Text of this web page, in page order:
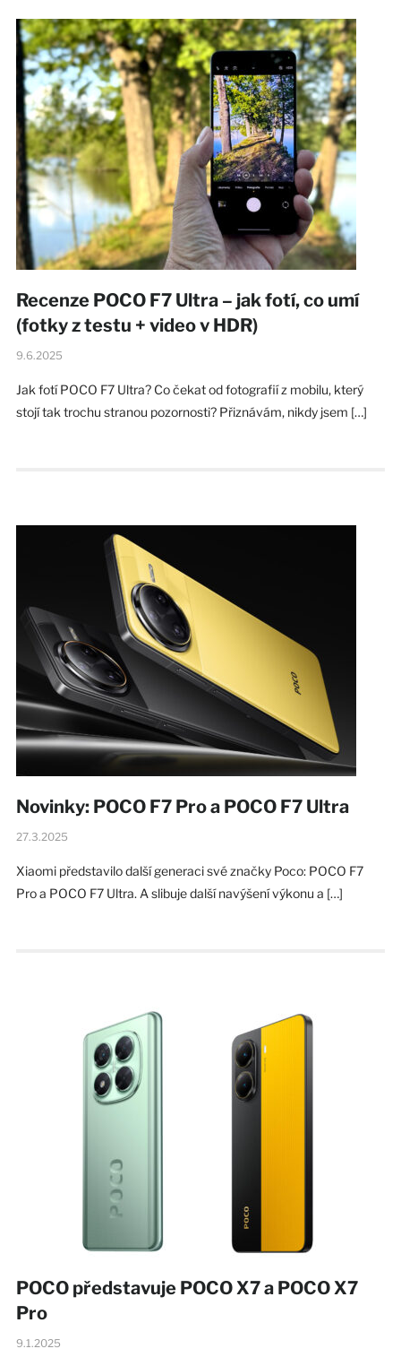
Recenze POCO F7 Ultra – jak fotí, co umí
(fotky z testu + video v HDR)
9.6.2025
Jak fotí POCO F7 Ultra? Co čekat od fotografií z mobilu, který
stojí tak trochu stranou pozornosti? Přiznávám, nikdy jsem […]
Novinky: POCO F7 Pro a POCO F7 Ultra
27.3.2025
Xiaomi představilo další generaci své značky Poco: POCO F7
Pro a POCO F7 Ultra. A slibuje další navýšení výkonu a […]
POCO představuje POCO X7 a POCO X7
Pro
9.1.2025